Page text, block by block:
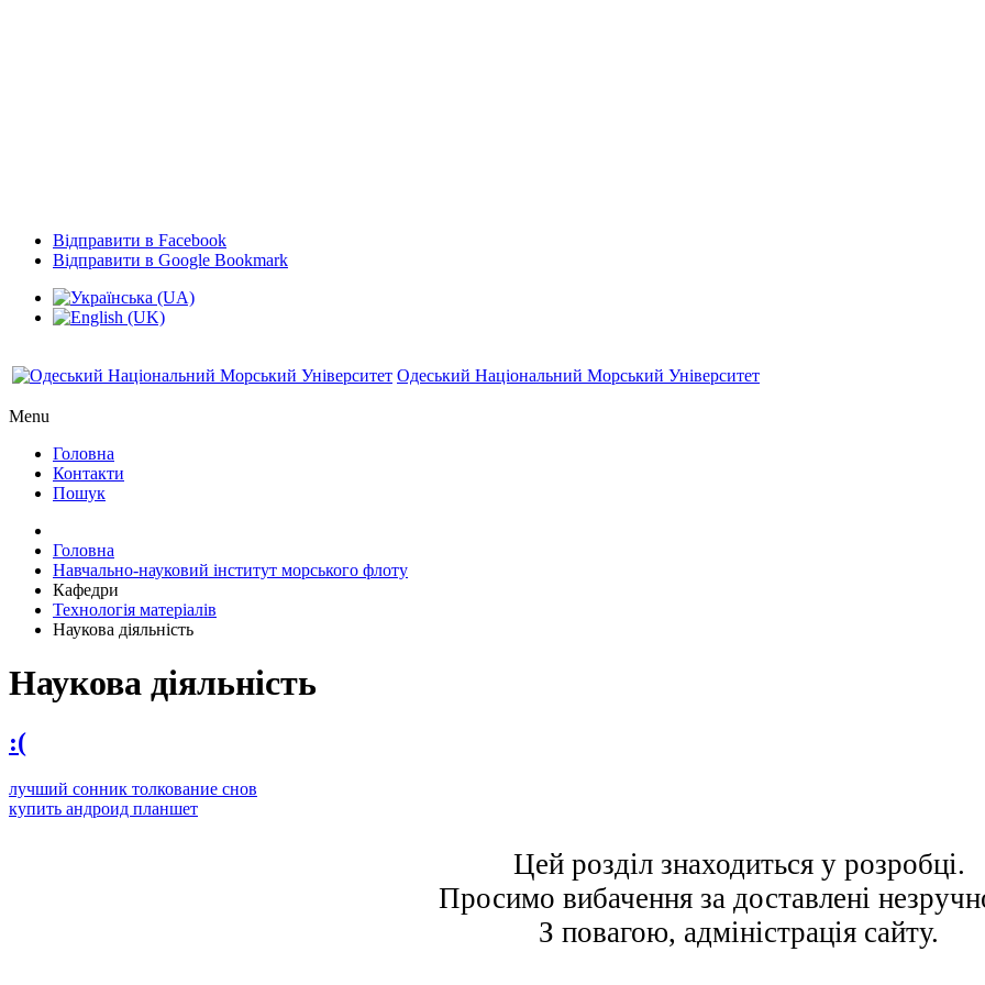
Відправити в Facebook
Відправити в Google Bookmark
Одеський Національний Морський Університет
Menu
Головна
Контакти
Пошук
Головна
Навчально-науковий інститут морського флоту
Кафедри
Технологія матеріалів
Наукова діяльність
Наукова діяльність
:(
лучший сонник толкование снов
купить андроид планшет
Цей розділ знаходиться у розробці.
Просимо вибачення за доставлені
З повагою, адміністрація сайту.